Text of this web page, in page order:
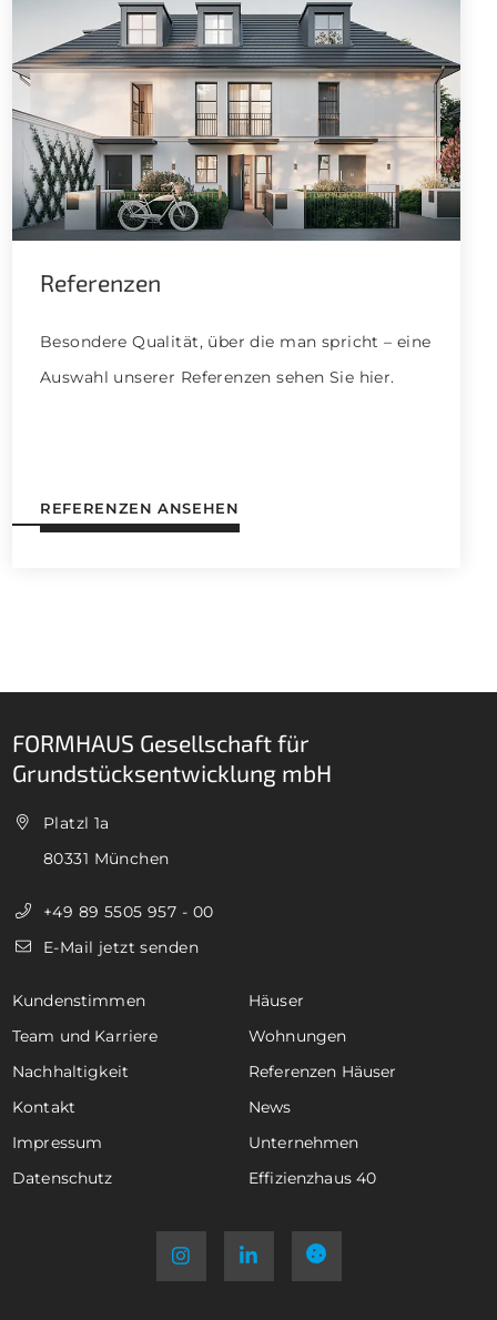
Referenzen
Besondere Qualität, über die man spricht – eine
Auswahl unserer Referenzen sehen Sie hier.
REFERENZEN ANSEHEN
FORMHAUS Gesellschaft für
Grundstücksentwicklung mbH
Platzl 1a
80331 München
+49 89 5505 957 - 00
E-Mail jetzt senden
Kundenstimmen
Häuser
Team und Karriere
Wohnungen
Nachhaltigkeit
Referenzen Häuser
Kontakt
News
Impressum
Unternehmen
Datenschutz
Effizienzhaus 40